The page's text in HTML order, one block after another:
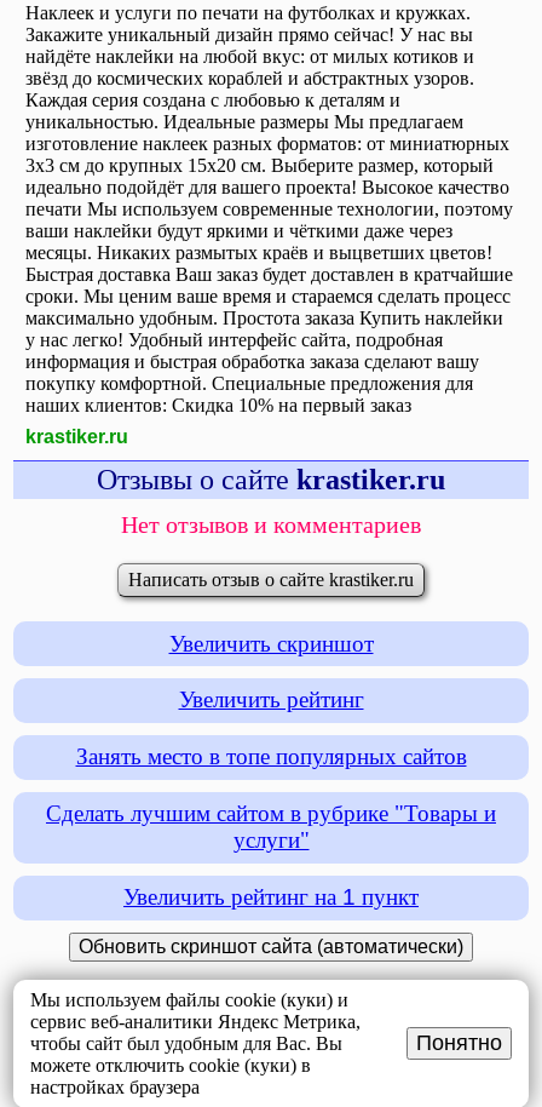
Наклеек и услуги по печати на футболках и кружках.
Закажите уникальный дизайн прямо сейчас! У нас вы
найдёте наклейки на любой вкус: от милых котиков и
звёзд до космических кораблей и абстрактных узоров.
Каждая серия создана с любовью к деталям и
уникальностью. Идеальные размеры Мы предлагаем
изготовление наклеек разных форматов: от миниатюрных
3х3 см до крупных 15х20 см. Выберите размер, который
идеально подойдёт для вашего проекта! Высокое качество
печати Мы используем современные технологии, поэтому
ваши наклейки будут яркими и чёткими даже через
месяцы. Никаких размытых краёв и выцветших цветов!
Быстрая доставка Ваш заказ будет доставлен в кратчайшие
сроки. Мы ценим ваше время и стараемся сделать процесс
максимально удобным. Простота заказа Купить наклейки
у нас легко! Удобный интерфейс сайта, подробная
информация и быстрая обработка заказа сделают вашу
покупку комфортной. Специальные предложения для
наших клиентов: Скидка 10% на первый заказ
krastiker.ru
Отзывы о сайте krastiker.ru
Нет отзывов и комментариев
Написать отзыв о сайте krastiker.ru
Увеличить скриншот
Увеличить рейтинг
Занять место в топе популярных сайтов
Сделать лучшим сайтом в рубрике "Товары и
услуги"
Увеличить рейтинг на 1 пункт
Мы используем файлы cookie (куки) и
сервис веб-аналитики Яндекс Метрика,
чтобы сайт был удобным для Вас. Вы
можете отключить cookie (куки) в
настройках браузера
Понятно